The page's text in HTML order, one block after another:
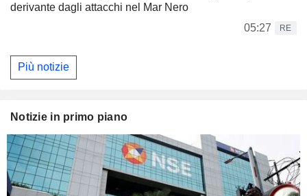
derivante dagli attacchi nel Mar Nero
05:27
RE
Più notizie
Notizie in primo piano